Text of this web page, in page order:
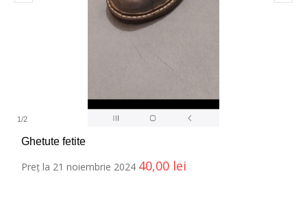
1/2
Ghetute fetite
Preț la 21 noiembrie 2024 40,00 lei